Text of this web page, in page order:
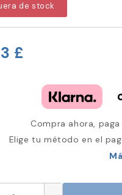
de stock
£
Compra ahora,
Elige tu método en el